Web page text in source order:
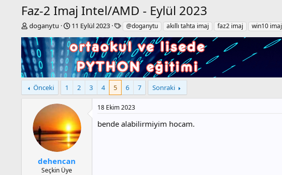
Faz-2 Imaj Intel/AMD - Eylül 2023
K
n
b
u
y
u
b
a
doganytu
B
ş
l
n
g
ç
t
a
r
i
h
11 Eylül 2023
E
i
k
e
t
l
r
@doganytu akıllı tahta imaj faz2 imaj win10 imaj
Önceki 1 2 3 4 5 6 7 Sonraki
dehencan
Seçkin Üye
18 Ekim 2023
bende alabilirmiyim hocam.